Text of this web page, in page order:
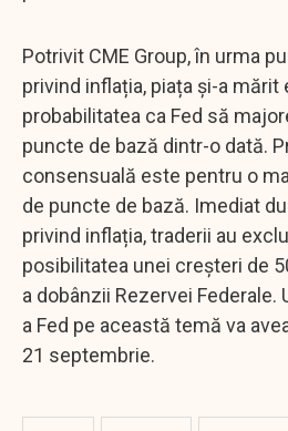
Potrivit CME Group, în urma
privind inflația, piața și-a
probabilitatea ca Fed să
puncte de bază dintr-o dată.
consensuală este pentru o
de puncte de bază. Imediat
privind inflația, traderii au
posibilitatea unei creșteri de
a dobânzii Rezervei Federale.
a Fed pe această temă va
21 septembrie.